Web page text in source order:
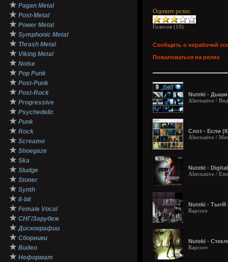
★ Pagan Metal
★ Post-Metal
★ Power Metal
★ Symphonic Metal
★ Thrash Metal
★ Viking Metal
★ Noise
★ Pop Punk
★ Post-Punk
★ Post-Rock
★ Progressive
★ Psychedelic
★ Punk
★ Rock
★ Screamo
★ Shoegaze
★ Ska
★ Sludge
★ Stoner
★ Synth
★ 8-bit
★ Female Vocal
★ СНГ/Зарубеж
★ Дискографии
★ Сборники
★ Видео
★ Неформат
Оцените релиз
Голосов (10)
Сообщить о нерабочей
Пожаловаться на релиз
Nuteki - Дыши
Alternative /
Слот - Если
Alternative /
Nuteki -
Alternative /
Nuteki - Ты+Я
Rapcore
Nuteki -
Rapcore